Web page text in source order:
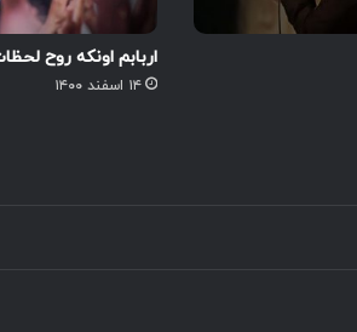
اربابم اونکه روح
۱۴ اسفند ۱۴۰۰